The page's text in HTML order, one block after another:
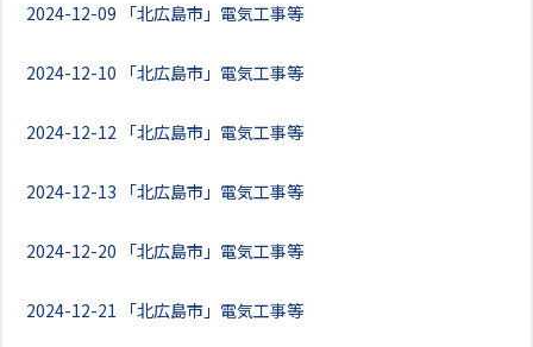
2024-12-09 「北広島市」電気工事等
2024-12-10 「北広島市」電気工事等
2024-12-12 「北広島市」電気工事等
2024-12-13 「北広島市」電気工事等
2024-12-20 「北広島市」電気工事等
2024-12-21 「北広島市」電気工事等